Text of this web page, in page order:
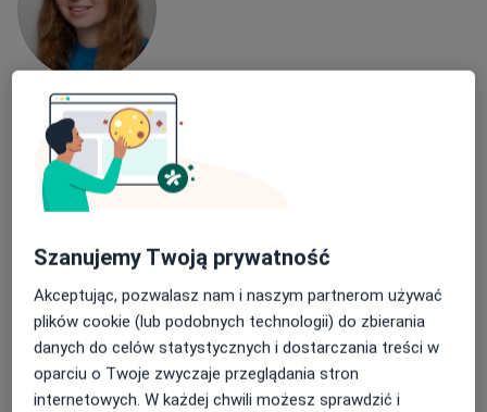
Nowy profil na ZnanyLekarz
Paulina Jankowska
Psychoterapeuta, Psycholog
Byczyńska 7, Poznań
Pracownia Rozwoju Osobistego Kreska
Konsultacja psychoterapeutyczna
200 zł
Poproś o wizytę
Szanujemy Twoją prywatność
Akceptując, pozwalasz nam i naszym partnerom używać
plików cookie (lub podobnych technologii) do zbierania
danych do celów statystycznych i dostarczania treści w
oparciu o Twoje zwyczaje przeglądania stron
internetowych. W każdej chwili możesz sprawdzić i